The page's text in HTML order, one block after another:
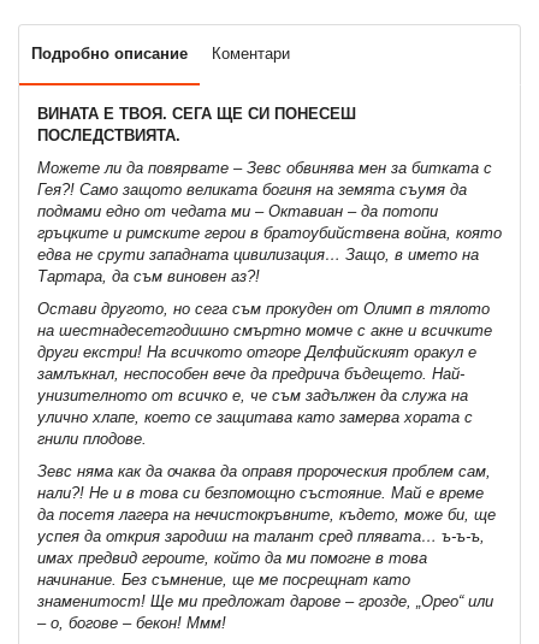
Подробно описание Коментари
ВИНАТА Е ТВОЯ. СЕГА ЩЕ СИ ПОНЕСЕШ
ПОСЛЕДСТВИЯТА.
Можете ли да повярвате – Зевс обвинява мен за битката с
Гея?! Само защото великата богиня на земята съумя да
подмами едно от чедата ми – Октавиан – да потопи
гръцките и римските герои в братоубийствена война, която
едва не срути западната цивилизация… Защо, в името на
Тартара, да съм виновен аз?!
Остави другото, но сега съм прокуден от Олимп в тялото
на шестнадесетгодишно смъртно момче с акне и всичките
други екстри! На всичкото отгоре Делфийският оракул е
замлъкнал, неспособен вече да предрича бъдещето. Най-
унизителното от всичко е, че съм задължен да служа на
улично хлапе, което се защитава като замерва хората с
гнили плодове.
Зевс няма как да очаква да оправя пророческия проблем сам,
нали?! Не и в това си безпомощно състояние. Май е време
да посетя лагера на нечистокръвните, където, може би, ще
успея да открия зародиш на талант сред плявата… ъ-ъ-ъ,
имах предвид героите, който да ми помогне в това
начинание. Без съмнение, ще ме посрещнат като
знаменитост! Ще ми предложат дарове – грозде, „Орео“ или
– о, богове – бекон! Ммм!